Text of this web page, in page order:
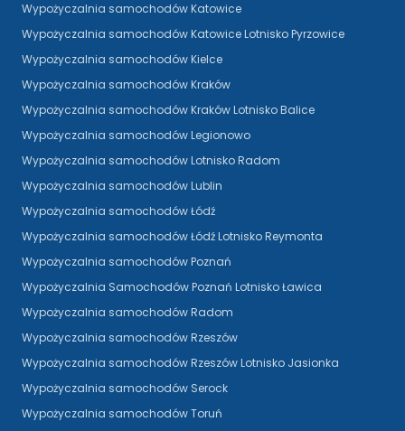
Wypożyczalnia samochodów Katowice
Wypożyczalnia samochodów Katowice Lotnisko Pyrzowice
Wypożyczalnia samochodów Kielce
Wypożyczalnia samochodów Kraków
Wypożyczalnia samochodów Kraków Lotnisko Balice
Wypożyczalnia samochodów Legionowo
Wypożyczalnia samochodów Lotnisko Radom
Wypożyczalnia samochodów Lublin
Wypożyczalnia samochodów Łódź
Wypożyczalnia samochodów Łódź Lotnisko Reymonta
Wypożyczalnia samochodów Poznań
Wypożyczalnia Samochodów Poznań Lotnisko Ławica
Wypożyczalnia samochodów Radom
Wypożyczalnia samochodów Rzeszów
Wypożyczalnia samochodów Rzeszów Lotnisko Jasionka
Wypożyczalnia samochodów Serock
Wypożyczalnia samochodów Toruń